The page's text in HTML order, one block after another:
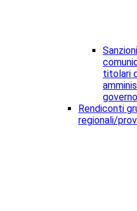
titolari
governo
Rendiconti
regionali/